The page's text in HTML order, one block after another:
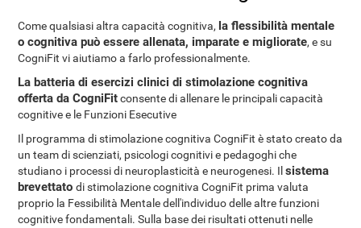
Come qualsiasi altra capacità cognitiva, la flessibilità mentale
o cognitiva può essere allenata, imparate e migliorate, e su
CogniFit vi aiutiamo a farlo professionalmente.
La batteria di esercizi clinici di stimolazione cognitiva
offerta da CogniFitconsente di allenare le principali capacità
cognitive e le Funzioni Esecutive
Il programma di stimolazione cognitiva CogniFit è stato creato da
un team di scienziati, psicologi cognitivi e pedagoghi che
studiano i processi di neuroplasticità e neurogenesi. Ilsistema
brevettatodi stimolazione cognitiva CogniFit prima valuta
proprio la Fessibilità Mentale dell'individuo delle altre funzioni
cognitive fondamentali. Sulla base dei risultati ottenuti nelle